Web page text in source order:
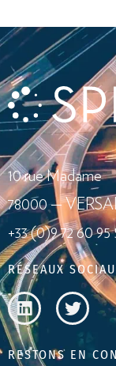
10 rue Madame
78000 —
+33 (0)9 72 60 95
RÉSEAUX
RESTONS EN